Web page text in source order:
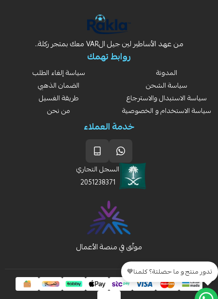
من عهد الأساطير لين جيل الVAR معك بمتجر ركلة..
روابط تهمك
المدونة
سياسة الشحن
سياسة الاستبدال والاسترجاع
سياسة الاستخدام و الخصوصية
سياسة إلغاء الطلب
الضمان الذهبي
طريقة الغسيل
من نحن
خدمة العملاء
السجل التجاري
2051238371
تدور منتج و ما حصلتة؟ كلمنا💙